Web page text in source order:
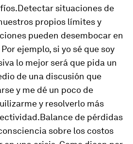
situaciones de
propios límites y
pueden desembocar en
ejemplo, si yo sé que soy
lo mejor será que pida un
de una discusión que
y me dé un poco de
y resolverlo más
de pérdidas
sobre los costos